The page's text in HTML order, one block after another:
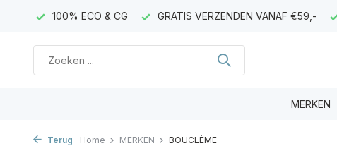
100% ECO & CG GRATIS VERZENDEN VANAF €59,-
MERKEN
Terug Home MERKEN BOUCLÈME